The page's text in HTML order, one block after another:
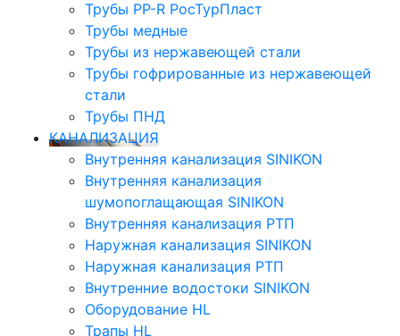
Трубы PP-R РосТурПласт
Трубы медные
Трубы из нержавеющей стали
Трубы гофрированные из нержавеющей
стали
Трубы ПНД
КАНАЛИЗАЦИЯ
Внутренняя канализация SINIKON
Внутренняя канализация
шумопоглащающая SINIKON
Внутренняя канализация РТП
Наружная канализация SINIKON
Наружная канализация РТП
Внутренние водостоки SINIKON
Оборудование HL
Трапы HL